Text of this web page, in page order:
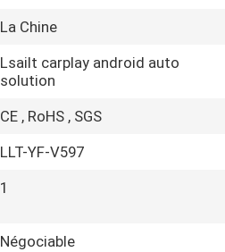
La Chine
Lsailt carplay android auto
solution
CE , RoHS , SGS
LLT-YF-V597
1
Négociable